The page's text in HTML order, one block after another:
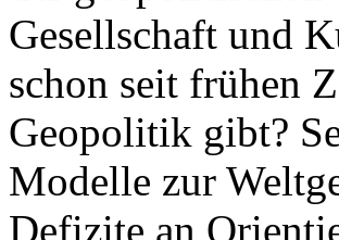
Gesellschaft und
schon seit frühen
Geopolitik gibt?
Modelle zur
Defizite an